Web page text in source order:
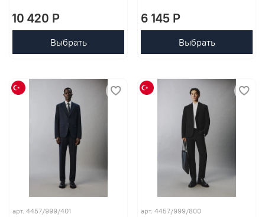
10 420 P
Выбрать
6 145 P
Выбрать
арт. 4457/999/401 арт. 4457/999/800